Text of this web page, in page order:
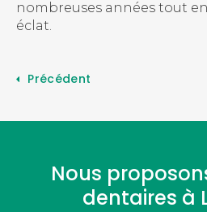
nombreuses années tout
éclat.
Précédent
Nous
dentaires à